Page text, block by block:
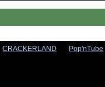
CRACKERLAND Pop'nTube